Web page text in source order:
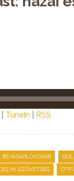
TuneIn RSS
BEVÁSÁRLÓKOSÁR ,
SZÖVETSÉG , OTP